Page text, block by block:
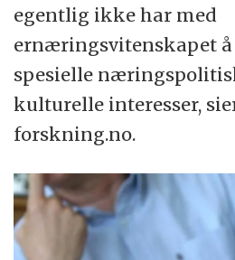
egentlig ikke har med
ernæringsvitenskapet å
spesielle
kulturelle interesser,
forskning.no.